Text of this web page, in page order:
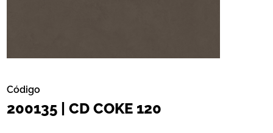
Código
200135 | CD COKE 120